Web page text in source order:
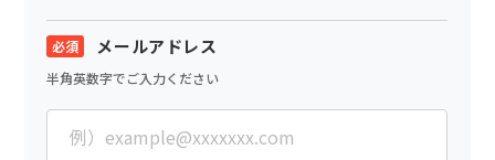
メールアドレス
半角英数字でご入力ください